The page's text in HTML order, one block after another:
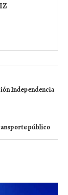
Independencia
público